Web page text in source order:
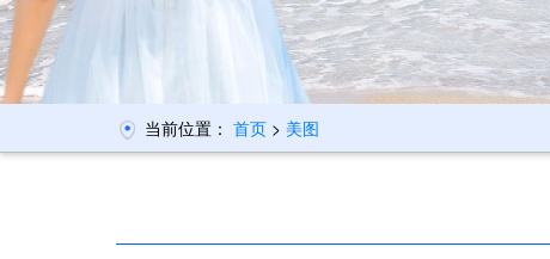
当前位置： 首页 > 美图